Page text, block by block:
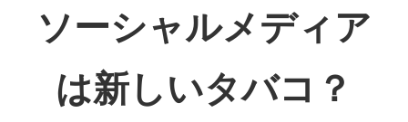
ソーシャルメディア
は新しいタバコ？